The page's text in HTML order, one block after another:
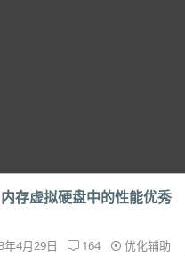
存虚拟硬盘中的性能优秀
年4月29日 164 优化辅助